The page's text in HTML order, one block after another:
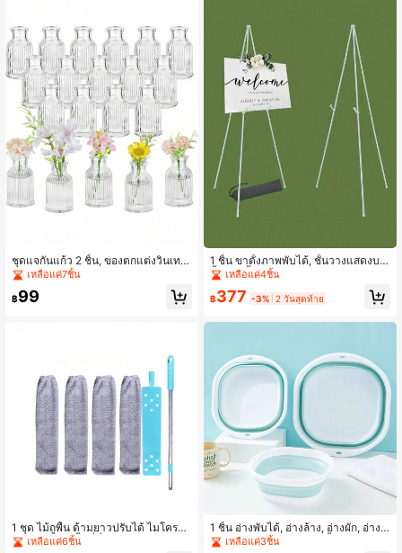
ชุดแจกันแก้ว 2 ชิ้น, ของตกแต่งวินเทจ,
ของตกแต่งโต๊ะแบบขวดวินเทจ, เหมาะ
สำหรับงานแต่งงาน, งานเลี้ยง, ตกแต่ง
บ้าน, ตกแต่งงานปาร์ตี้วันหยุด
เหลือแค่7ชิ้น
฿99
1 ชุด ไม้ถูพื้น ด้ามยาวปรับได้ ไมโครไฟ
เบอร์ - เข้าถึงพื้นที่ที่เข้าถึงได้ยากได้ง่า
เหลือแค่6ชิ้น
1 ชิ้น ขาตั้งภาพพับได้, ชั้นวางแสดงบน
พื้น, ขาตั้งสามขา สีดำ, เหมาะสำหรับป้
ายงานแต่งงานและกระดานต้อนรับโปส
เตอร์, ขาตั้งภาพโลหะขนาดใหญ่ปรับไ
เหลือแค่4ชิ้น
฿377 -3% 2 วันสุดท้าย
1 ชิ้น อ่างพับได้, อ่างล้าง, อ่างผัก, อ่างเ
ท้า, ทำความสะอาดง่าย, น้ำหนักเบาแล
เหลือแค่3ชิ้น